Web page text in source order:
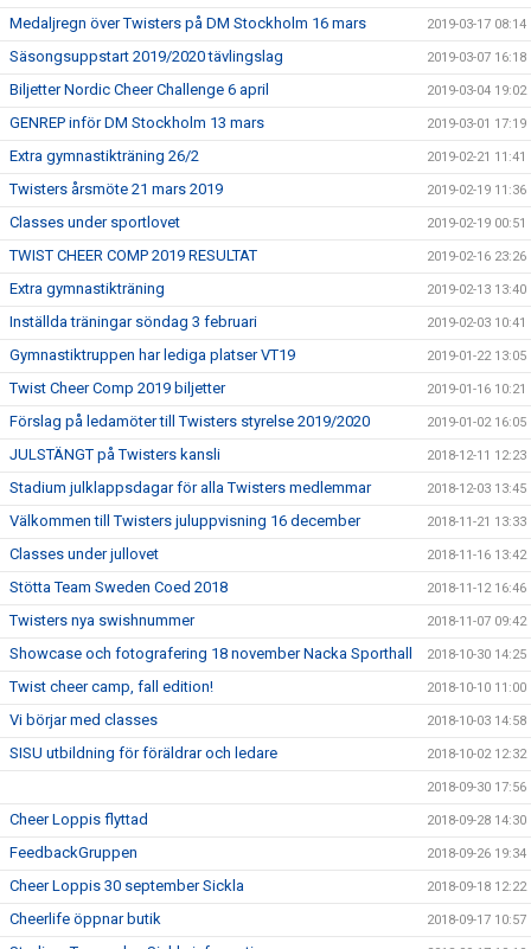
Medaljregn över Twisters på DM Stockholm 16 mars 2019-03-17 08:14
Säsongsuppstart 2019/2020 tävlingslag 2019-03-07 16:18
Biljetter Nordic Cheer Challenge 6 april 2019-03-04 19:02
GENREP inför DM Stockholm 13 mars 2019-03-01 17:19
Extra gymnastikträning 26/2 2019-02-21 11:41
Twisters årsmöte 21 mars 2019 2019-02-19 11:36
Classes under sportlovet 2019-02-19 00:51
TWIST CHEER COMP 2019 RESULTAT 2019-02-16 23:26
Extra gymnastikträning 2019-02-13 13:40
Inställda träningar söndag 3 februari 2019-02-03 10:41
Gymnastiktruppen har lediga platser VT19 2019-01-22 13:05
Twist Cheer Comp 2019 biljetter 2019-01-16 10:21
Förslag på ledamöter till Twisters styrelse 2019/2020 2019-01-02 16:05
JULSTÄNGT på Twisters kansli 2018-12-11 12:23
Stadium julklappsdagar för alla Twisters medlemmar 2018-12-03 13:45
Välkommen till Twisters juluppvisning 16 december 2018-11-21 13:33
Classes under jullovet 2018-11-16 13:42
Stötta Team Sweden Coed 2018 2018-11-12 16:46
Twisters nya swishnummer 2018-11-07 09:42
Showcase och fotografering 18 november Nacka Sporthall 2018-10-30 14:25
Twist cheer camp, fall edition! 2018-10-10 11:00
Vi börjar med classes 2018-10-03 14:58
SISU utbildning för föräldrar och ledare 2018-10-02 12:32
2018-09-30 17:56
Cheer Loppis flyttad 2018-09-28 14:30
FeedbackGruppen 2018-09-26 19:34
Cheer Loppis 30 september Sickla 2018-09-18 12:22
Cheerlife öppnar butik 2018-09-17 10:57